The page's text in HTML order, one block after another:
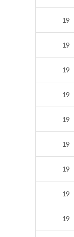
19
19
19
19
19
19
19
19
19